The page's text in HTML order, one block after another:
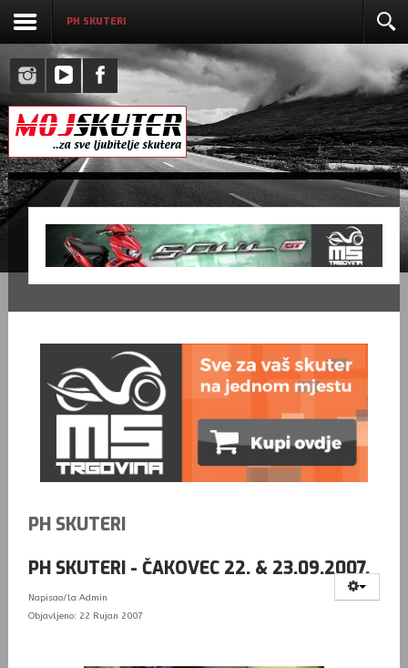
PH SKUTERI
PH SKUTERI
PH SKUTERI - ČAKOVEC 22. & 23.09.2007.
Napisao/la Admin
Objavljeno: 22 Rujan 2007